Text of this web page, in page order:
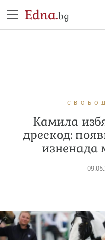
Edna.bg
Камила
дрескод:
изненада